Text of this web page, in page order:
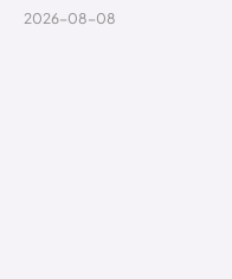
2026-08-08